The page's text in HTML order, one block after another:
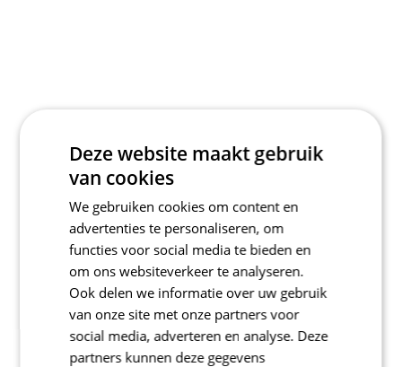
Deze website maakt gebruik
van cookies
We gebruiken cookies om content en
advertenties te personaliseren, om
functies voor social media te bieden en
om ons websiteverkeer te analyseren.
Ook delen we informatie over uw gebruik
van onze site met onze partners voor
social media, adverteren en analyse. Deze
partners kunnen deze gegevens